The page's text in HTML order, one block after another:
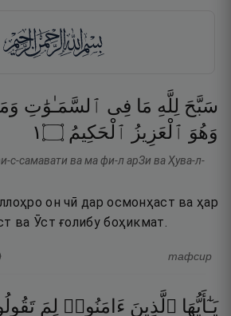
سَبَّحَ لِلَّهِ مَا فِى ٱلسَّمَـٰوَٰتِ
وَهُوَ ٱلْعَزِيزُ ٱلْحَكِيمُ ۝١
с-самавати ва ма фи-л арЗи ва Ҳува-л-
он чӣ дар осмонҳаст ва ҳар
ва Ӯст ғолибу боҳикмат.
тафсир
يَـٰٓأَيُّهَا ٱلَّذِينَ ءَامَنُوا۟ لِمَ